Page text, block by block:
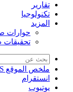
تقارير
تكنولوجيا
المزيد
حوارات
تحقيقات
ملخص الموقع RSS
انستقرام
يوتيوب